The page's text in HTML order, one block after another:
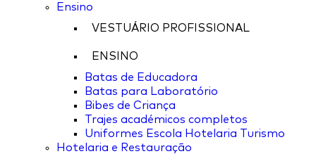
Ensino
VESTUÁRIO PROFISSIONAL
ENSINO
Batas de Educadora
Batas para Laboratório
Bibes de Criança
Trajes académicos completos
Uniformes Escola Hotelaria Turismo
Hotelaria e Restauração